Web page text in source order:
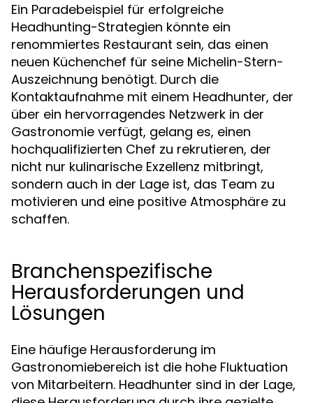
Ein Paradebeispiel für erfolgreiche
Headhunting-Strategien könnte ein
renommiertes Restaurant sein, das einen
neuen Küchenchef für seine Michelin-Stern-
Auszeichnung benötigt. Durch die
Kontaktaufnahme mit einem Headhunter, der
über ein hervorragendes Netzwerk in der
Gastronomie verfügt, gelang es, einen
hochqualifizierten Chef zu rekrutieren, der
nicht nur kulinarische Exzellenz mitbringt,
sondern auch in der Lage ist, das Team zu
motivieren und eine positive Atmosphäre zu
schaffen.
Branchenspezifische
Herausforderungen und
Lösungen
Eine häufige Herausforderung im
Gastronomiebereich ist die hohe Fluktuation
von Mitarbeitern. Headhunter sind in der Lage,